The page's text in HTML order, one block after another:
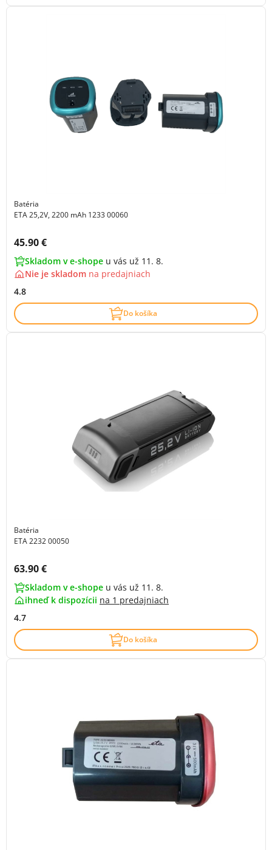
Batéria
ETA 25,2V, 2200 mAh 1233 00060
Cena s DPH:
45.90 €
Skladom v e-shope u vás už 11. 8.
Nie je skladom na predajniach
4.8
Do košíka
Batéria
ETA 2232 00050
Cena s DPH:
63.90 €
Skladom v e-shope u vás už 11. 8.
ihneď k dispozícii na 1 predajniach
4.7
Do košíka